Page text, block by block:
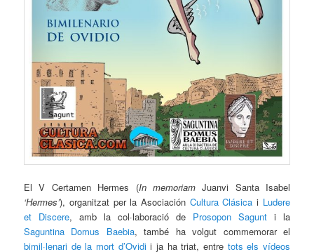
El V Certamen Hermes (In memoriamJuanvi Santa Isabel
‘Hermes’), organitzat per la Asociación Cultura Clásica i Ludere
et Discere, amb la col·laboració de Prosopon Sagunt i la
Saguntina Domus Baebia, també ha volgut commemorar el
bimil·lenari de la mort d’Ovidii ja ha triat, entre tots els vídeos